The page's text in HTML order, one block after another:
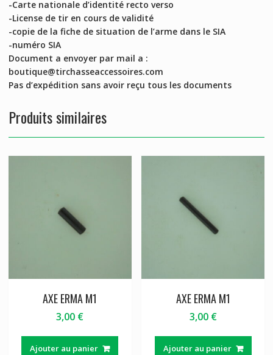
-Carte nationale d’identité recto verso
-License de tir en cours de validité
-copie de la fiche de situation de l’arme dans le SIA
-numéro SIA
Document a envoyer par mail a :
boutique@tirchasseaccessoires.com
Pas d’expédition sans avoir reçu tous les documents
Produits similaires
AXE ERMA M1
3,00 €
Ajouter au panier
AXE ERMA M1
3,00 €
Ajouter au panier